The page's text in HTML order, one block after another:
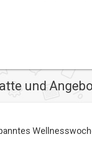
und